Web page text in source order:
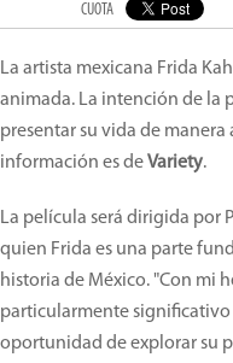
CUOTA
La artista mexicana Frida
animada. La intención de la
presentar su vida de manera
información es deVariety.
La película será dirigida por
quien Frida es una parte
historia de México. "Con mi
particularmente significativo
oportunidad de explorar su